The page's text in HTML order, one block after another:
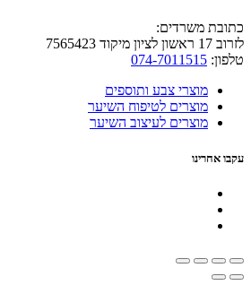
כתובת משרדים:
לזרוב 17 ראשון לציון מיקוד 7565423
טלפון: 074-7011515
מוצרי צבע ותוספים
מוצרים לטיפוח השיער
מוצרים לעיצוב השיער
עקבו אחרינו